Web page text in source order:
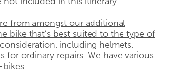
from amongst our additional
bike that’s best suited to the type of
including helmets,
for ordinary repairs. We have various